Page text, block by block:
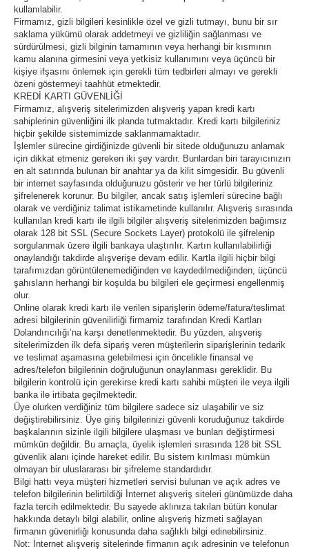
kullanılabilir.
Firmamız, gizli bilgileri kesinlikle özel ve gizli tutmayı, bunu bir sır
saklama yükümü olarak addetmeyi ve gizliliğin sağlanması ve
sürdürülmesi, gizli bilginin tamamının veya herhangi bir kısmının
kamu alanına girmesini veya yetkisiz kullanımını veya üçüncü bir
kişiye ifşasını önlemek için gerekli tüm tedbirleri almayı ve gerekli
özeni göstermeyi taahhüt etmektedir.
KREDİ KARTI GÜVENLİĞİ
Firmamız, alışveriş sitelerimizden alışveriş yapan kredi kartı
sahiplerinin güvenliğini ilk planda tutmaktadır. Kredi kartı bilgileriniz
hiçbir şekilde sistemimizde saklanmamaktadır.
İşlemler sürecine girdiğinizde güvenli bir sitede olduğunuzu anlamak
için dikkat etmeniz gereken iki şey vardır. Bunlardan biri tarayıcınızın
en alt satırında bulunan bir anahtar ya da kilit simgesidir. Bu güvenli
bir internet sayfasında olduğunuzu gösterir ve her türlü bilgileriniz
şifrelenerek korunur. Bu bilgiler, ancak satış işlemleri sürecine bağlı
olarak ve verdiğiniz talimat istikametinde kullanılır. Alışveriş sırasında
kullanılan kredi kartı ile ilgili bilgiler alışveriş sitelerimizden bağımsız
olarak 128 bit SSL (Secure Sockets Layer) protokolü ile şifrelenip
sorgulanmak üzere ilgili bankaya ulaştırılır. Kartın kullanılabilirliği
onaylandığı takdirde alışverişe devam edilir. Kartla ilgili hiçbir bilgi
tarafımızdan görüntülenemediğinden ve kaydedilmediğinden, üçüncü
şahısların herhangi bir koşulda bu bilgileri ele geçirmesi engellenmiş
olur.
Online olarak kredi kartı ile verilen siparişlerin ödeme/fatura/teslimat
adresi bilgilerinin güvenilirliği firmamiz tarafından Kredi Kartları
Dolandırıcılığı’na karşı denetlenmektedir. Bu yüzden, alışveriş
sitelerimizden ilk defa sipariş veren müşterilerin siparişlerinin tedarik
ve teslimat aşamasına gelebilmesi için öncelikle finansal ve
adres/telefon bilgilerinin doğruluğunun onaylanması gereklidir. Bu
bilgilerin kontrolü için gerekirse kredi kartı sahibi müşteri ile veya ilgili
banka ile irtibata geçilmektedir.
Üye olurken verdiğiniz tüm bilgilere sadece siz ulaşabilir ve siz
değiştirebilirsiniz. Üye giriş bilgilerinizi güvenli koruduğunuz takdirde
başkalarının sizinle ilgili bilgilere ulaşması ve bunları değiştirmesi
mümkün değildir. Bu amaçla, üyelik işlemleri sırasında 128 bit SSL
güvenlik alanı içinde hareket edilir. Bu sistem kırılması mümkün
olmayan bir uluslararası bir şifreleme standardıdır.
Bilgi hattı veya müşteri hizmetleri servisi bulunan ve açık adres ve
telefon bilgilerinin belirtildiği İnternet alışveriş siteleri günümüzde daha
fazla tercih edilmektedir. Bu sayede aklınıza takılan bütün konular
hakkında detaylı bilgi alabilir, online alışveriş hizmeti sağlayan
firmanın güvenirliği konusunda daha sağlıklı bilgi edinebilirsiniz.
Not: İnternet alışveriş sitelerinde firmanın açık adresinin ve telefonun